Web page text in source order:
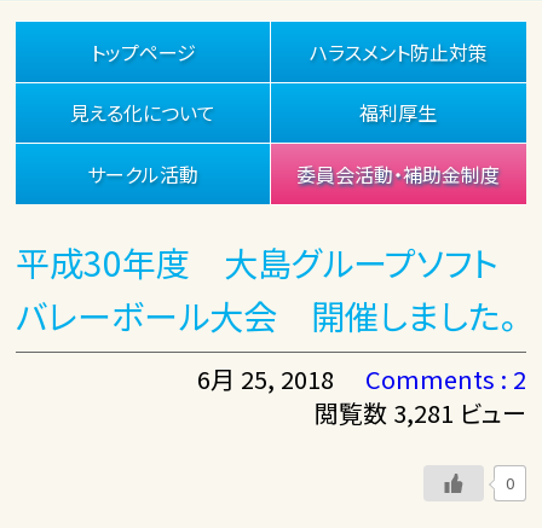
トップページ ハラスメント防止対策
見える化について 福利厚生
サークル活動 委員会活動・補助金制度
平成30年度 大島グループソフト
バレーボール大会 開催しました。
6月 25, 2018
Comments : 2
閲覧数 3,281 ビュー
0